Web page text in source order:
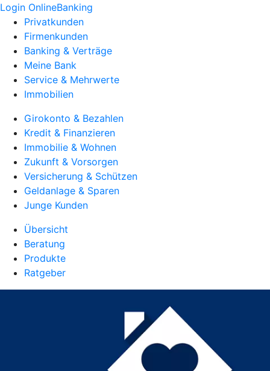
Login OnlineBanking
Privatkunden
Firmenkunden
Banking & Verträge
Meine Bank
Service & Mehrwerte
Immobilien
Girokonto & Bezahlen
Kredit & Finanzieren
Immobilie & Wohnen
Zukunft & Vorsorgen
Versicherung & Schützen
Geldanlage & Sparen
Junge Kunden
Übersicht
Beratung
Produkte
Ratgeber